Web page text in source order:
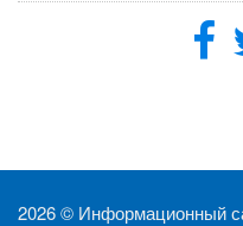
2026 © Информационный